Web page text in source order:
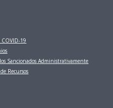
COVID-19
Sancionados Administrativamente
Recursos